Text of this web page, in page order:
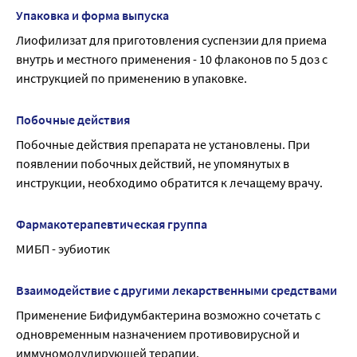
день.
Для профилактики дисбактериозов, новорожденным
группы «риска» целесообразно начинать применение
препарата в родильном отделении с первых суток жизни
При тяжелых формах дисбактериоза у детей, которые
вызваны сепсисом, пневмонией и другими гнойно-
инфекционными заболеваниями препарат назначают по
5 доз 3 раза в день в комплексе с общепринятыми
методами лечения основного заболевания. У данной
энтероколита дозировку Бифидумбактерина
увеличивают до 20 доз в сутки.
хроническими воспалительными заболеваниями
тонкого и толстого кишечника, колитами и
энтероколитами препарат рекомендуется принимать по
5 доз 2-3 раза в день.
флакон);
при наличии посторонних включений.
Упаковка и форма выпуска
Лиофилизат для приготовления суспензии для приема
внутрь и местного применения - 10 флаконов по 5 доз с
инструкцией по применению в упаковке.
Побочные действия
Побочные действия препарата не установлены. При
появлении побочных действий, не упомянутых в
инструкции, необходимо обратится к лечащему врачу.
Фармакотерапевтическая группа
МИБП - эубиотик
Взаимодействие с другими лекарственными средствами
Применение Бифидумбактерина возможно сочетать с
одновременным назначением противовирусной и
иммуномодулирующей терапии.